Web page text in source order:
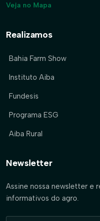
Veja no Mapa
Realizamos
Bahia Farm Show
Instituto Aiba
Fundesis
Programa ESG
Aiba Rural
Newsletter
Assine nossa newsletter e
informativos do agro.